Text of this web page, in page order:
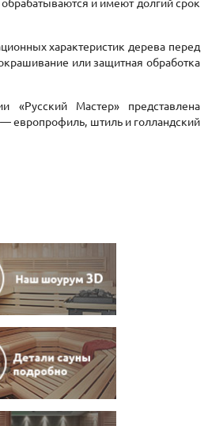
и имеют долгий срок
характеристик дерева перед
или защитная обработка
«Русский Мастер» представлена
европрофиль, штиль и голландский